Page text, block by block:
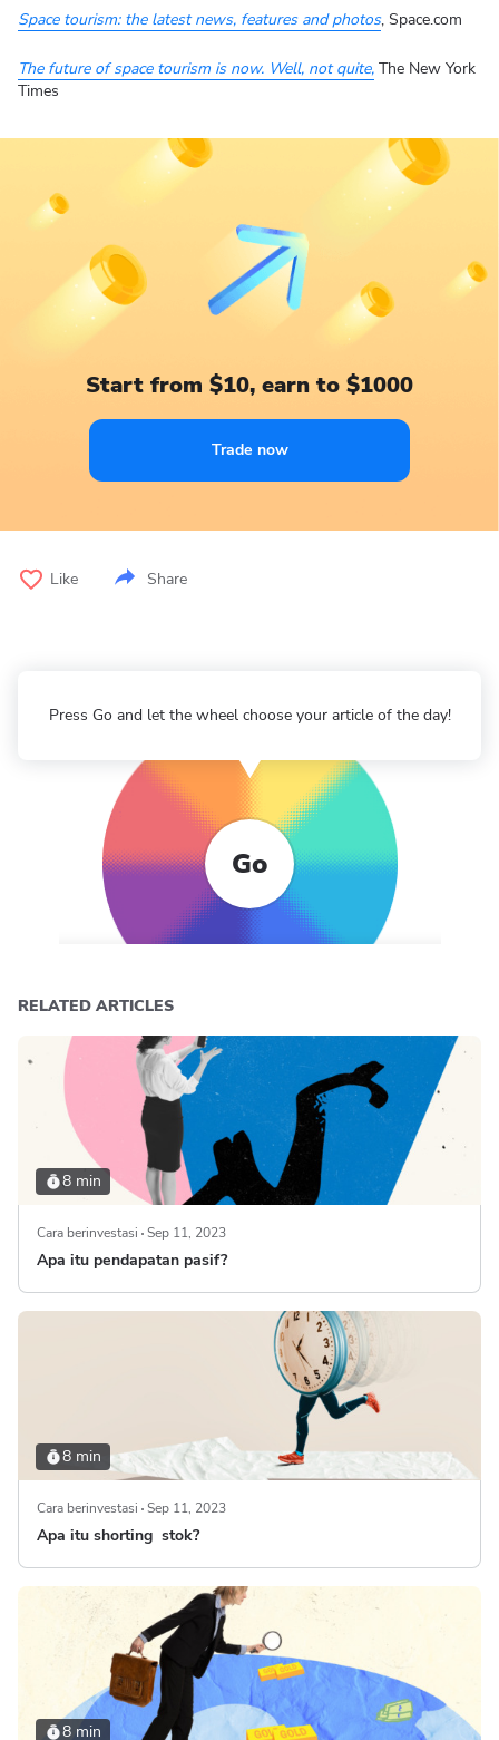
Space tourism: the latest news, features and photos, Space.com
The future of space tourism is now. Well, not quite, The New York
Times
Start from $10, earn to $1000
Trade now
Like Share
Go
Press Go and let the wheel choose your article of the day!
RELATED ARTICLES
8 min
Cara berinvestasi Sep 11, 2023
Apa itu pendapatan pasif?
8 min
Cara berinvestasi Sep 11, 2023
Apa itu shorting stok?
8 min